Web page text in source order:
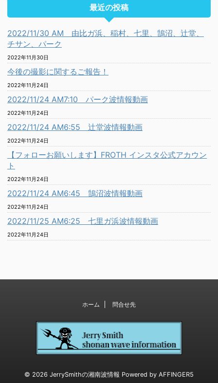
最近の投稿
2022/11/30 AM 由比ガ浜、稲村、七里、鵠沼、辻堂、
チサン、パーク
2022年11月30日
今後の撮影に関するご報告！
2022年11月24日
2022/11/24 AM7:10 パーク波情報動画
2022年11月24日
2022/11/24 AM6:55 辻堂波情報動画
2022年11月24日
【フォローお願いします】FROTH インスタ公式アカウン
ト
2022年11月24日
2022/11/24 AM6:45 鵠沼波情報動画
2022年11月24日
2022/11/25 AM6:25 七里ガ浜波情報動画
2022年11月24日
ホーム 問合せ先
© 2026 JerrySmithの湘南波情報 Powered by AFFINGER5